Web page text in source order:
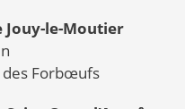
Jouy-le-Moutier
des Forbœufs